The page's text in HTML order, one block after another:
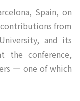
Spain, on
from
and its
the conference,
— one of which